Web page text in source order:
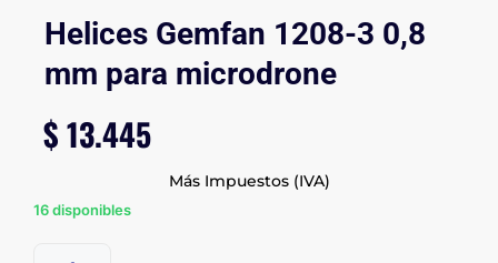
Helices Gemfan 1208-3 0,8
mm para microdrone
$13.445
Más Impuestos (IVA)
16 disponibles